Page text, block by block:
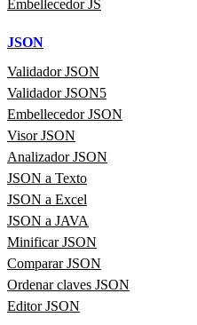
Embellecedor JS
JSON
Validador JSON
Validador JSON5
Embellecedor JSON
Visor JSON
Analizador JSON
JSON a Texto
JSON a Excel
JSON a JAVA
Minificar JSON
Comparar JSON
Ordenar claves JSON
Editor JSON